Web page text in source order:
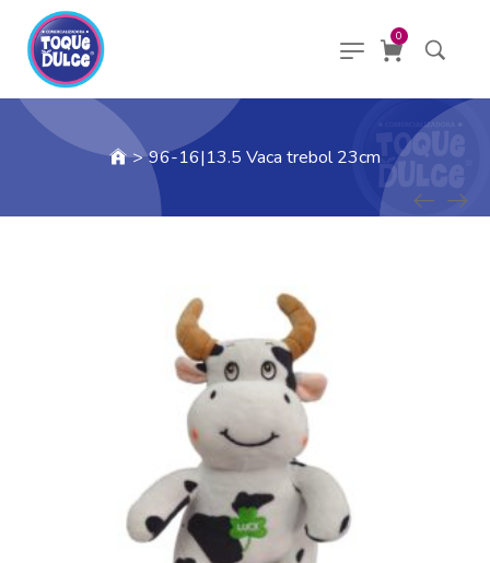
0
> 96-16|13.5 Vaca trebol 23cm